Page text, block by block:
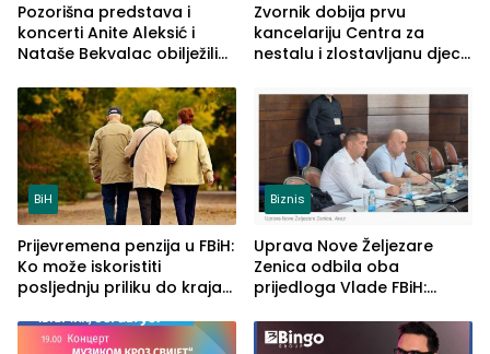
Pozorišna predstava i
koncerti Anite Aleksić i
Nataše Bekvalac obilježili
ljeta (FOTO)
Zvornik dobija prvu
kancelariju Centra za
nestalu i zlostavljanu djecu
BiH
Prijevremena penzija u FBiH:
Ko može iskoristiti
posljednju priliku do kraja
Biznis
Uprava Nove Željezare
Zenica odbila oba
prijedloga Vlade FBiH:
rješenje